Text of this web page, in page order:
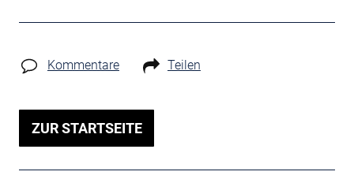
Kommentare Teilen
ZUR STARTSEITE